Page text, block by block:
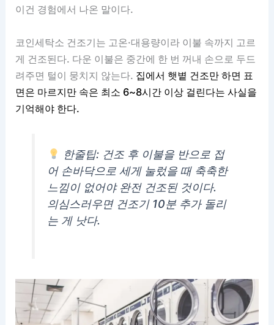
이건 경험에서 나온 말이다.
코인세탁소 건조기는 고온·대용량이라 이불 속까지 고르
게 건조된다. 다운 이불은 중간에 한 번 꺼내 손으로 두드
려주면 털이 뭉치지 않는다. 집에서 햇볕 건조만 하면 표
면은 마르지만 속은 최소 6~8시간 이상 걸린다는 사실을
기억해야 한다.
한줄팁: 건조 후 이불을 반으로 접
어 손바닥으로 세게 눌렀을 때 축축한
느낌이 없어야 완전 건조된 것이다.
의심스러우면 건조기 10분 추가 돌리
는 게 낫다.